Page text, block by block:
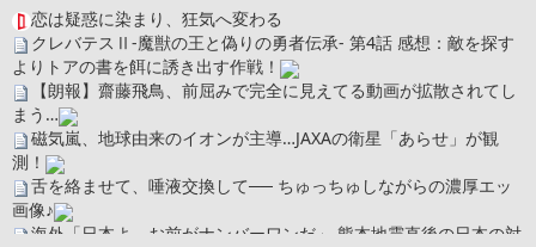
恋は疑惑に染まり、狂気へ変わる
クレバテスⅡ-魔獣の王と偽りの勇者伝承- 第4話 感想：敵を探す
よりトアの書を餌に誘き出す作戦！
【朗報】齋藤飛鳥、前屈みで完全に見えてる動画が拡散されてし
まう…
磁気嵐、地球由来のイオンが主導…JAXAの衛星「あらせ」が観
測！
舌を絡ませて、唾液交換して── ちゅっちゅしながらの濃厚エッ
画像♪
海外「日本よ、お前がナンバーワンだ」 熊本地震直後の日本の対